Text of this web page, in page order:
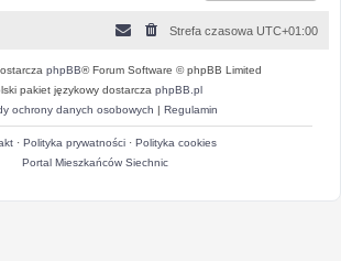
Strefa czasowa UTC+01:00
phpBB® Forum Software © phpBB Limited
pakiet językowy dostarcza phpBB.pl
ochrony danych osobowych | Regulamin
· Polityka prywatności· Polityka cookies
Portal Mieszkańców Siechnic